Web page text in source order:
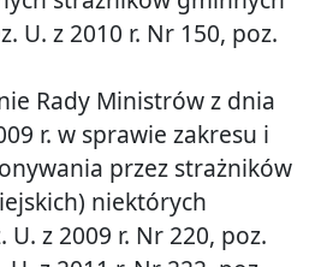
U. z 2010 r. Nr 150, poz.
Rady Ministrów z dnia
r. w sprawie zakresu i
przez strażników
niektórych
U. z 2009 r. Nr 220, poz.